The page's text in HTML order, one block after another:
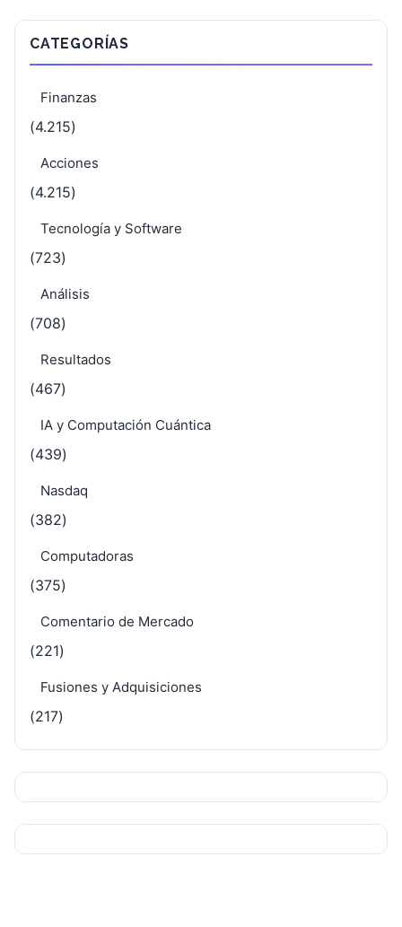
CATEGORÍAS
Finanzas
(4.215)
Acciones
(4.215)
Tecnología y Software
(723)
Análisis
(708)
Resultados
(467)
IA y Computación Cuántica
(439)
Nasdaq
(382)
Computadoras
(375)
Comentario de Mercado
(221)
Fusiones y Adquisiciones
(217)